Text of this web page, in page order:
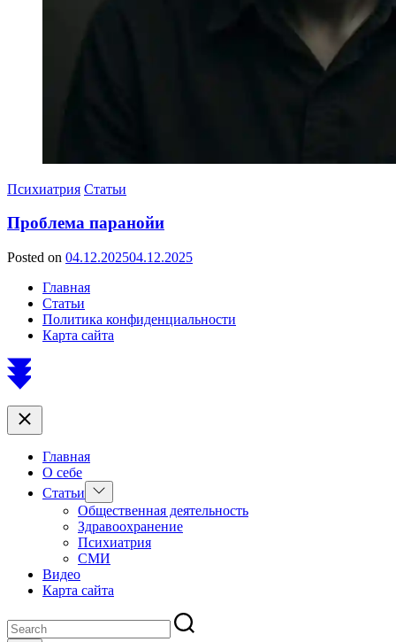
Психиатрия Статьи
Проблема паранойи
Posted on 04.12.202504.12.2025
Главная
Статьи
Политика конфиденциальности
Карта сайта
Scroll
to
Close
Главная
О себе
Статьи
Show
sub
menu
Общественная деятельность
Здравоохранение
Психиатрия
СМИ
Видео
Карта сайта